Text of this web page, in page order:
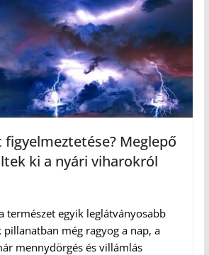
Meglepő
ki a nyári viharokról
természet egyik leglátványosabb
pillanatban még ragyog a nap, a
mennydörgés és villámlás